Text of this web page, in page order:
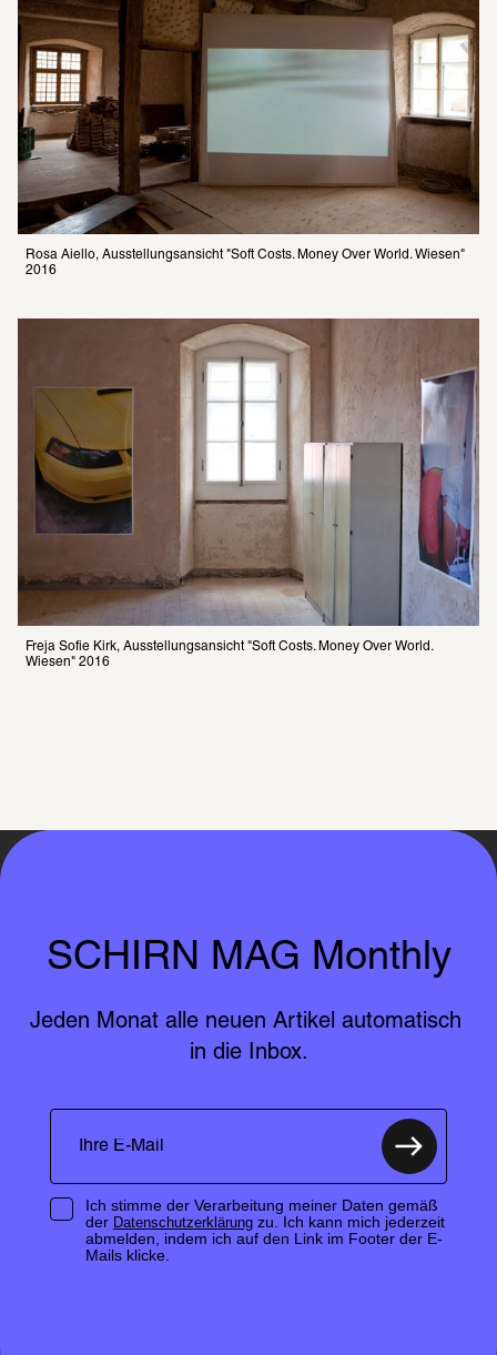
Rosa Aiello, Ausstellungsansicht "Soft Costs. Money Over World. Wiesen"
2016
Freja Sofie Kirk, Ausstellungsansicht "Soft Costs. Money Over World.
Wiesen" 2016
SCHIRN MAG Monthly
Jeden Monat alle neuen Artikel automatisch
in die Inbox.
Ich stimme der Verarbeitung meiner Daten gemäß
der Datenschutzerklärungzu. Ich kann mich jederzeit
abmelden, indem ich auf den Link im Footer der E-
Mails klicke.